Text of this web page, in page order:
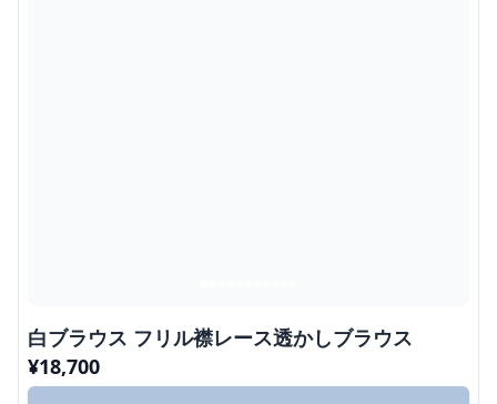
白ブラウス フリル襟レース透かしブラウス
¥18,700